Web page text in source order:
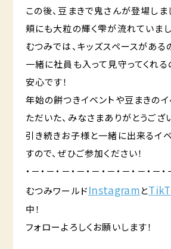
この後、豆まきで鬼さんが登場しま
頬にも大粒の輝く雫が流れていまし
むつみでは、キッズスペースがある
一緒に社員も入って見守ってくれる
安心です！
年始の餅つきイベントや豆まきの
ただいた、みなさまありがとうござ
引き続きお子様と一緒に出来るイ
すので、ぜひご参加ください！
・－・－・－・－・－・－・－・－・－・
むつみワールドInstagramと
中！
フォローよろしくお願いします！